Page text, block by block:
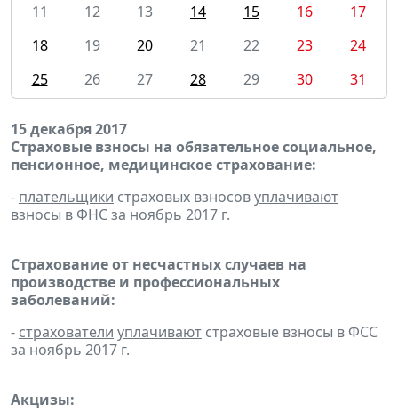
11
12 13 14 15 16
17
18
19 20 21 22 23
24
25
26 27 28 29 30 31
15 декабря 2017
Страховые взносы на обязательное социальное,
пенсионное, медицинское страхование:
- плательщики страховых взносовуплачивают
взносы в ФНС за ноябрь 2017 г.
Страхование от несчастных случаев на
производстве и профессиональных
заболеваний:
- страхователи уплачивают страховые взносы в ФСС
за ноябрь 2017 г.
Акцизы: